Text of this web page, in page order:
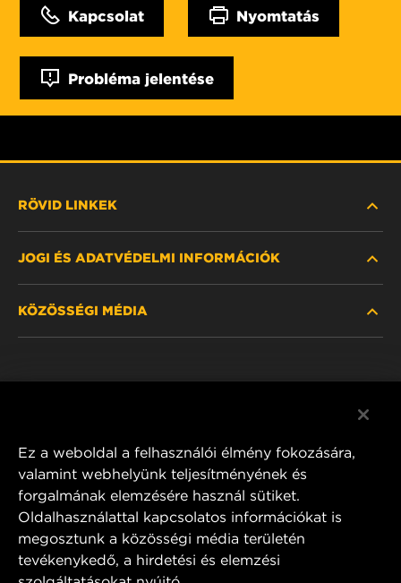
Kapcsolat Nyomtatás
Probléma jelentése
RÖVID LINKEK
HOL KAPHATÓ
JOGI ÉS ADATVÉDELMI INFORMÁCIÓK
KÖZÖSSÉGI MÉDIA
MANN+HUMMEL FT Poland
ul. Wrocławska 145,
63-800 GOSTYŃ, POLAND
Ez a weboldal a felhasználói élmény fokozására,
valamint webhelyünk teljesítményének és
forgalmának elemzésére használ sütiket.
Oldalhasználattal kapcsolatos információkat is
megosztunk a közösségi média területén
tevékenykedő, a hirdetési és elemzési